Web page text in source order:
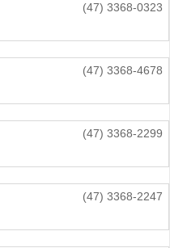
(47) 3368-0323
(47) 3368-4678
(47) 3368-2299
(47) 3368-2247